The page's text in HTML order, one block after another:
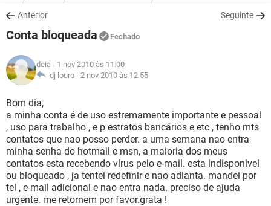
OUTLOOK
INSTAGRAM
GUIA DE COMPRAS
JOGOS WHATSAPP
INSTAGRAM
GUIA DE COMPRAS
DOWNLOADS
JOGOS
CELULAR
OUTLOOK EXCEL
INSTAGRAM
GUIA DE COMPRAS
JOGOS
CELULAR
OUTLOOK
INSTAGRAM GMAIL
GUIA DE COMPRAS
GLOSSÁRIO
JOGOS
CELULAR FACEBOOK
OUTLOOK EXCEL
INSTAGRAM GMAIL
GUIA DE COMPRAS
Anterior Seguinte
Conta bloqueada Fechado
deia - 1 nov 2010 às 11:00
dj louro - 2 nov 2010 às 12:55
Bom dia,
a minha conta é de uso estremamente importante e pessoal
, uso para trabalho , e p estratos bancários e etc , tenho mts
contatos que nao posso perder. a uma semana nao entra
minha senha do hotmail e msn, a maioria dos meus
contatos esta recebendo vírus pelo e-mail. esta indisponivel
ou bloqueado , ja tentei redefinir e nao adianta. mandei por
tel , e-mail adicional e nao entra nada. preciso de ajuda
urgente. me retornem por favor.grata !